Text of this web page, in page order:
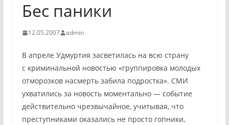
Бес паники
12.05.2007 admin
В апреле Удмуртия засветилась на всю страну
с криминальной новостью «группировка молодых
отморозков насмерть забила подростка». СМИ
ухватились за новость моментально — событие
действительно чрезвычайное, учитывая, что
преступниками оказались не просто гопники,